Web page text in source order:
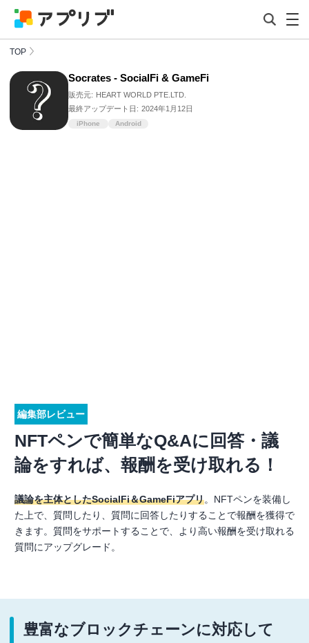
TOP
Socrates - SocialFi & GameFi
販売元: HEART WORLD PTE.LTD.
最終アップデート日: 2024年1月12日
iPhone Android
編集部レビュー
NFTペンで簡単なQ&Aに回答・議
論をすれば、報酬を受け取れる！
議論を主体としたSocialFi＆GameFiアプリ。NFTペンを装備し
た上で、質問したり、質問に回答したりすることで報酬を獲得で
きます。質問をサポートすることで、より高い報酬を受け取れる
質問にアップグレード。
豊富なブロックチェーンに対応して